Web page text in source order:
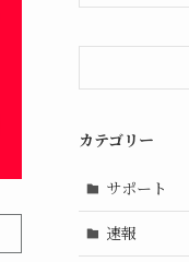
カテゴリー
サポート
速報